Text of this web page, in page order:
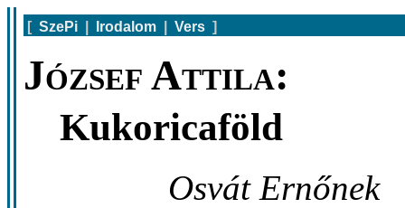
[ SzePi Irodalom Vers ]
József Attila:
Kukoricaföld
Osvát Ernőnek